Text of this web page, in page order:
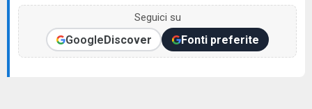
Seguici su
GoogleDiscover Fonti preferite